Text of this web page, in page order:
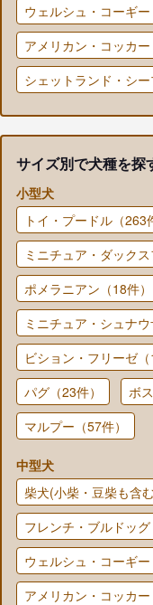
ウェルシュ・コーギー
アメリカン・コッカー
シェットランド・シー
サイズ別で犬種を探
小型犬
トイ・プードル（263
ミニチュア・ダックス
ポメラニアン（18件）
ミニチュア・シュナウ
ビション・フリーゼ（
パグ（23件）
ボ
マルプー（57件）
中型犬
柴犬(小柴・豆柴も含
フレンチ・ブルドッグ
ウェルシュ・コーギー
アメリカン・コッカー